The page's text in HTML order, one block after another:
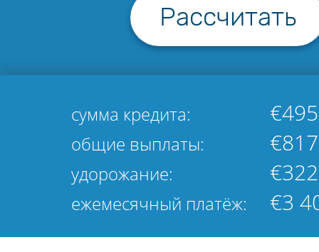
Рассчитать
сумма кредита:
общие выплаты:
удорожание:
ежемесячный платёж: €3